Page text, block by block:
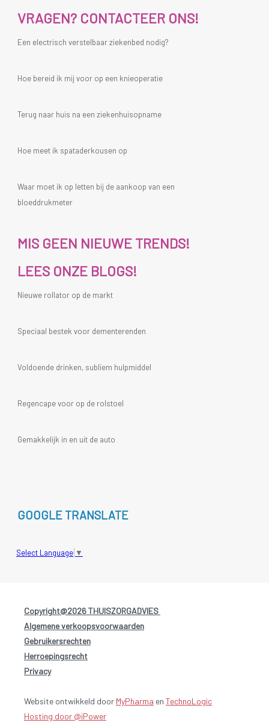
VRAGEN? CONTACTEER ONS!
Een electrisch verstelbaar ziekenbed nodig?
Hoe bereid ik mij voor op een knieoperatie
Terug naar huis na een ziekenhuisopname
Hoe meet ik spataderkousen op
Waar moet ik op letten bij de aankoop van een
bloeddrukmeter
MIS GEEN NIEUWE TRENDS!
LEES ONZE BLOGS!
Nieuwe rollator op de markt
Speciaal bestek voor dementerenden
Voldoende drinken, subliem hulpmiddel
Regencape voor op de rolstoel
Gemakkelijk in en uit de auto
GOOGLE TRANSLATE
Select Language ▼
Copyright@2026 THUISZORGADVIES
Algemene verkoopsvoorwaarden
Gebruikersrechten
Herroepingsrecht
Privacy
Website ontwikkeld door MyPharma en TechnoLogic
Hosting door @iPower